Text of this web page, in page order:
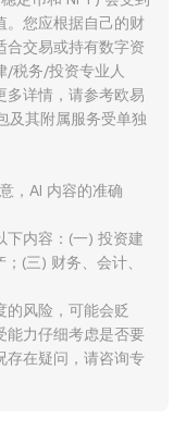
。您应根据自己的财
合交易或持有数字资
/税务/投资专业人
多详情，请参考欧易
及其附属服务受单独
，AI 内容的准确
下内容：(一) 投资建
(三) 财务、会计、
的风险，可能会贬
能力仔细考虑是否要
存在疑问，请咨询专